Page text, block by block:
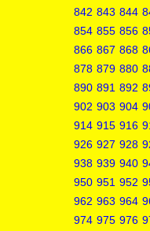
842 843 844
854 855 856
866 867 868
878 879 880
890 891 892
902 903 904
914 915 916
926 927 928
938 939 940
950 951 952
962 963 964
974 975 976